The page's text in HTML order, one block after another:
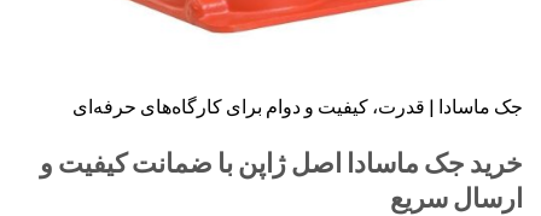
جک ماسادا | قدرت، کیفیت و دوام برای کارگاه‌های حرفه‌ای
خرید جک ماسادا اصل ژاپن با ضمانت کیفیت و
ارسال سریع